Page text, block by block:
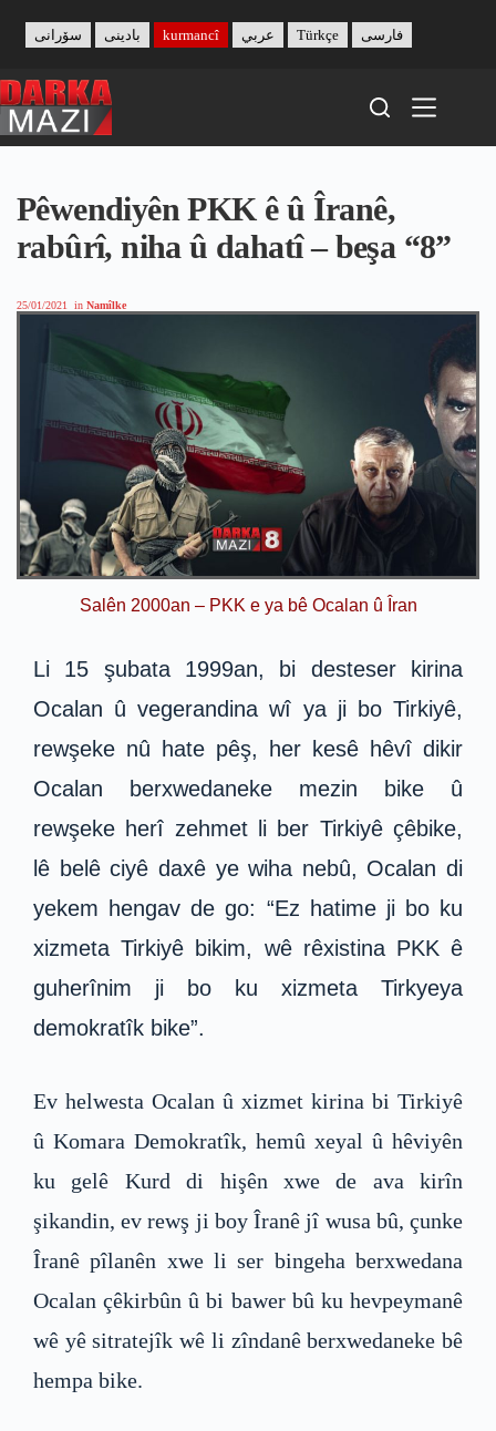
content
بادینی سۆرانی kurmancî عربي Türkçe فارسی
Pêwendiyên PKK ê û Îranê,
rabûrî, niha û dahatî – beşa “8”
25/01/2021 in Namîlke
Salên 2000an – PKK e ya bê Ocalan û Îran
Li 15 şubata 1999an, bi desteser kirina
Ocalan û vegerandina wî ya ji bo Tirkiyê,
rewşeke nû hate pêş, her kesê hêvî dikir
Ocalan berxwedaneke mezin bike û
rewşeke herî zehmet li ber Tirkiyê çêbike,
lê belê ciyê daxê ye wiha nebû, Ocalan di
yekem hengav de go: “Ez hatime ji bo ku
xizmeta Tirkiyê bikim, wê rêxistina PKK ê
guherînim ji bo ku xizmeta Tirkyeya
demokratîk bike”.
Ev helwesta Ocalan û xizmet kirina bi Tirkiyê
û Komara Demokratîk, hemû xeyal û hêviyên
ku gelê Kurd di hişên xwe de ava kirîn
şikandin, ev rewş ji boy Îranê jî wusa bû, çunke
Îranê pîlanên xwe li ser bingeha berxwedana
Ocalan çêkirbûn û bi bawer bû ku hevpeymanê
wê yê sitratejîk wê li zîndanê berxwedaneke bê
hempa bike.